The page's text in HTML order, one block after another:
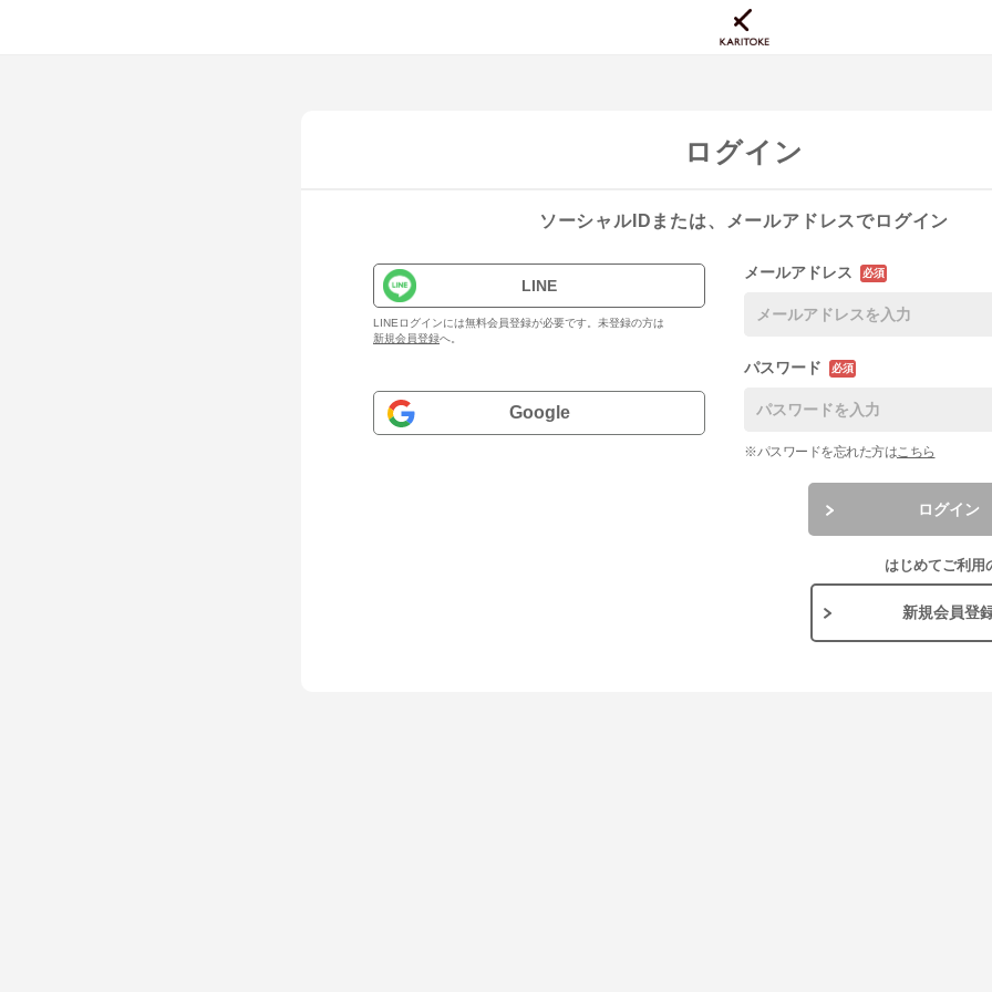
ログイン
ソーシャルIDまたは、メールアドレスでログイン
LINE
LINEログインには無料会員登録が必要です。未登録の方は
新規会員登録へ。
Google
メールアドレス 必須
パスワード 必須
※パスワードを忘れた方はこちら
ログイン
はじめてご利用
新規会員登